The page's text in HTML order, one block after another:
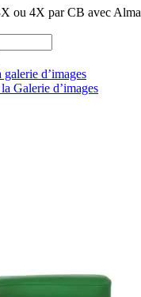
ou 4X par CB avec Alma
d’images
Galerie d’images